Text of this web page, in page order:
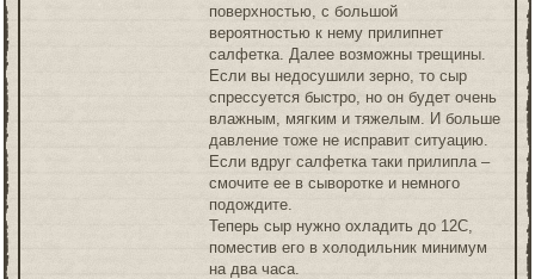
поверхностью, с большой
вероятностью к нему прилипнет
салфетка. Далее возможны трещины.
Если вы недосушили зерно, то сыр
спрессуется быстро, но он будет очень
влажным, мягким и тяжелым. И больше
давление тоже не исправит ситуацию.
Если вдруг салфетка таки прилипла –
смочите ее в сыворотке и немного
подождите.
Теперь сыр нужно охладить до 12С,
поместив его в холодильник минимум
на два часа.